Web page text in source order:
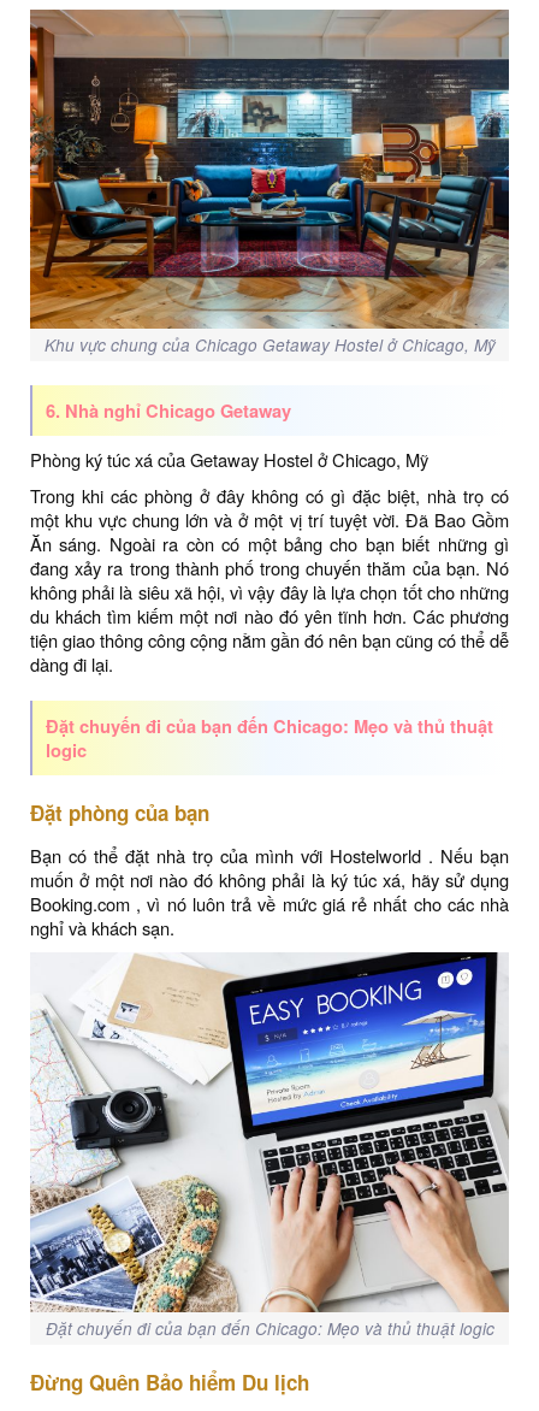
Khu vực chung của Chicago Getaway Hostel ở Chicago, Mỹ
6. Nhà nghỉ Chicago Getaway
Phòng ký túc xá của Getaway Hostel ở Chicago, Mỹ
Trong khi các phòng ở đây không có gì đặc biệt, nhà trọ có
một khu vực chung lớn và ở một vị trí tuyệt vời. Đã Bao Gồm
Ăn sáng. Ngoài ra còn có một bảng cho bạn biết những gì
đang xảy ra trong thành phố trong chuyến thăm của bạn. Nó
không phải là siêu xã hội, vì vậy đây là lựa chọn tốt cho những
du khách tìm kiếm một nơi nào đó yên tĩnh hơn. Các phương
tiện giao thông công cộng nằm gần đó nên bạn cũng có thể dễ
dàng đi lại.
Đặt chuyến đi của bạn đến Chicago: Mẹo và thủ thuật
logic
Đặt phòng của bạn
Bạn có thể đặt nhà trọ của mình với Hostelworld . Nếu bạn
muốn ở một nơi nào đó không phải là ký túc xá, hãy sử dụng
Booking.com , vì nó luôn trả về mức giá rẻ nhất cho các nhà
nghỉ và khách sạn.
Đặt chuyến đi của bạn đến Chicago: Mẹo và thủ thuật logic
Đừng Quên Bảo hiểm Du lịch